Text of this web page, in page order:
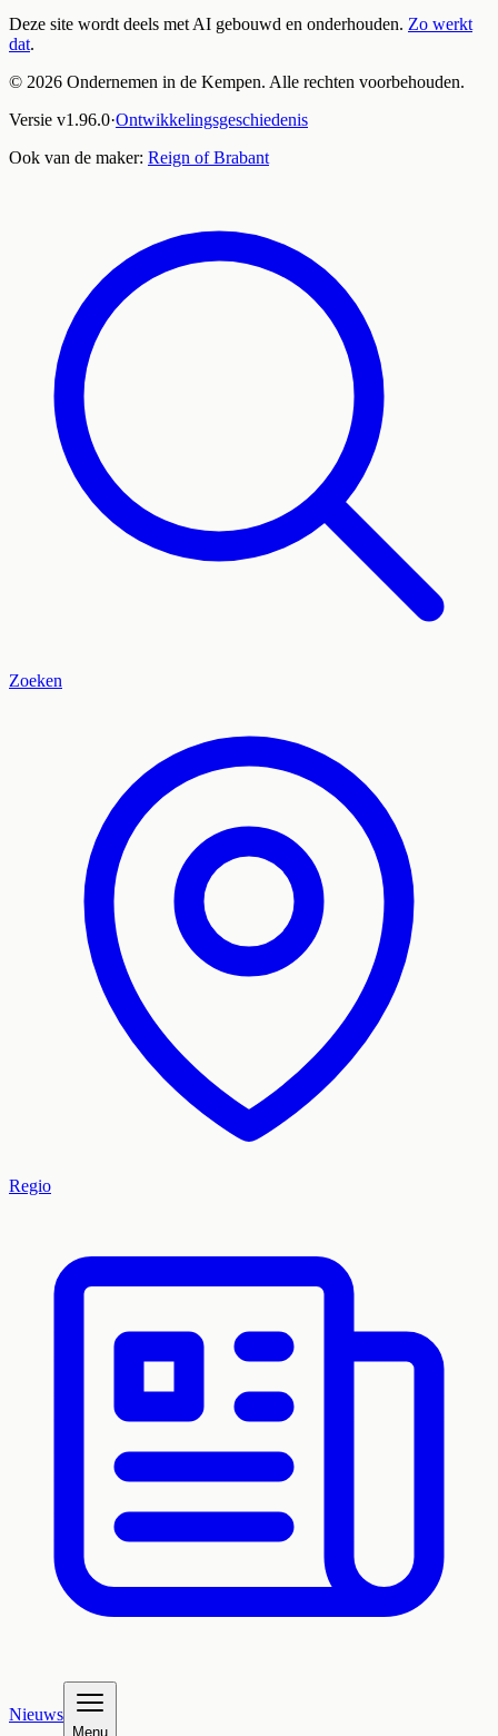
Deze site wordt deels met AI gebouwd en onderhouden. Zo werkt
dat.
© 2026 Ondernemen in de Kempen. Alle rechten voorbehouden.
Versie v1.96.0·Ontwikkelingsgeschiedenis
Ook van de maker: Reign of Brabant
Zoeken
Regio
Nieuws
Menu